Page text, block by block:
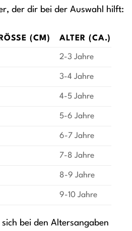
der dir bei der Auswahl hilft:
(CM) ALTER (CA.)
2-3 Jahre
3-4 Jahre
4-5 Jahre
5-6 Jahre
6-7 Jahre
7-8 Jahre
8-9 Jahre
9-10 Jahre
bei den Altersangaben